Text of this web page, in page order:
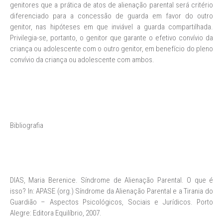
genitores que a prática de atos de alienação parental será critério
diferenciado para a concessão de guarda em favor do outro
genitor, nas hipóteses em que inviável a guarda compartilhada.
Privilegia-se, portanto, o genitor que garante o efetivo convívio da
criança ou adolescente com o outro genitor, em benefício do pleno
convívio da criança ou adolescente com ambos.
Bibliografia
DIAS, Maria Berenice. Síndrome de Alienação Parental. O que é
isso? In: APASE (org.) Síndrome da Alienação Parental e a Tirania do
Guardião – Aspectos Psicológicos, Sociais e Jurídicos. Porto
Alegre: Editora Equilíbrio, 2007.